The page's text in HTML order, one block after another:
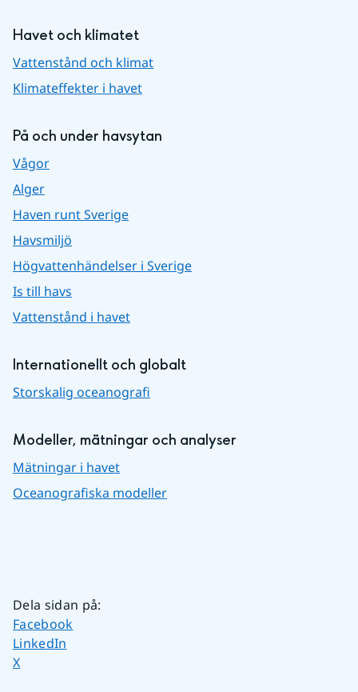
Havet och klimatet
Vattenstånd och klimat
Klimateffekter i havet
På och under havsytan
Vågor
Alger
Haven runt Sverige
Havsmiljö
Högvattenhändelser i Sverige
Is till havs
Vattenstånd i havet
Internationellt och globalt
Storskalig oceanografi
Modeller, mätningar och analyser
Mätningar i havet
Oceanografiska modeller
Dela sidan på:
Dela sidan på
Facebook
Dela sidan på
LinkedIn
Dela sidan på
X